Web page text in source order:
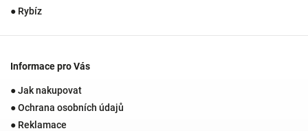
● Rybíz
Informace pro Vás
● Jak nakupovat
● Ochrana osobních údajů
● Reklamace